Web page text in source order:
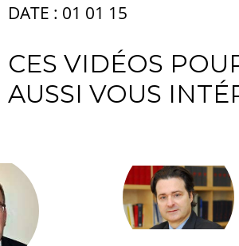
DATE : 01 01 15
CES VIDÉOS
AUSSI VOUS